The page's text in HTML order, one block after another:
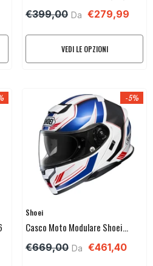
Nolan N100-6
€399,00 Da €279,99
VEDI LE OPZIONI
-5%
Venditore:
Shoei
Casco Moto Modulare Shoei
NEOTEC3
€669,00 Da €461,40